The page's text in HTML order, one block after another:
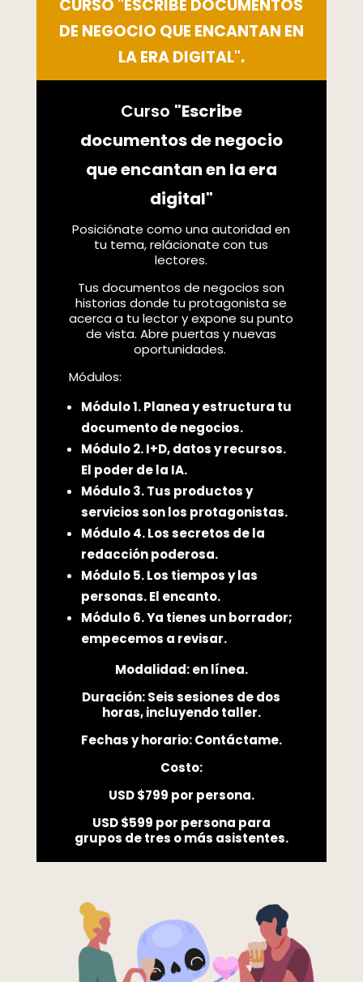
CURSO "ESCRIBE DOCUMENTOS
DE NEGOCIO QUE ENCANTAN EN
LA ERA DIGITAL".
Curso "Escribe
documentos de negocio
que encantan en la era
digital"
Posiciónate como una autoridad en
tu tema, relácionate con tus
lectores.
Tus documentos de negocios son
historias donde tu protagonista se
acerca a tu lector y expone su punto
de vista. Abre puertas y nuevas
oportunidades.
Módulos:
Módulo 1. Planea y estructura tu
documento de negocios.
Módulo 2. I+D, datos y recursos.
El poder de la IA.
Módulo 3. Tus productos y
servicios son los protagonistas.
Módulo 4.Los secretos de la
redacción poderosa.
Módulo 5. Los tiempos y las
personas. El encanto.
Módulo 6. Ya tienes un borrador;
empecemos a revisar.
Modalidad: en línea.
Duración: Seis sesiones de dos
horas, incluyendo taller.
Fechas y horario: Contáctame.
Costo:
USD $799 por persona.
USD $599 por persona para
grupos de tres o más asistentes.